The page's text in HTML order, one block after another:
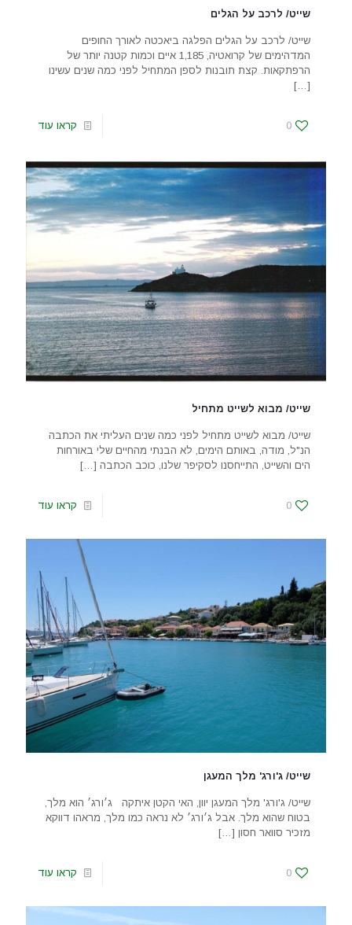
שייט/ לרכב על הגלים
שייט/ לרכב על הגלים הפלגה ביאכטה לאורך החופים
המדהימים של קרואטיה, 1,185 איים וכמות קטנה יותר של
הרפתקאות. קצת תובנות לספן המתחיל לפני כמה שנים עשינו
[…]
0 קראו עוד
שייט/ מבוא לשייט מתחיל
שייט/ מבוא לשייט מתחיל לפני כמה שנים העליתי את הכתבה
הנ"ל, מודה, באותם הימים, לא הבנתי מהחיים שלי באורחות
הים והשייט, התייחסנו לסקיפר שלנו, כוכב הכתבה […]
0 קראו עוד
שייט/ ג'ורג' מלך המעגן
שייט/ ג'ורג' מלך המעגן יוון, האי הקטן איתקה ג׳ורג׳ הוא מלך,
בטוח שהוא מלך. אבל ג׳ורג׳ לא נראה כמו מלך, מראהו דווקא
מזכיר סוואר חסון […]
0 קראו עוד